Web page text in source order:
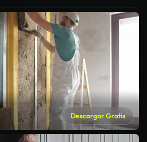
Descargar Gratis